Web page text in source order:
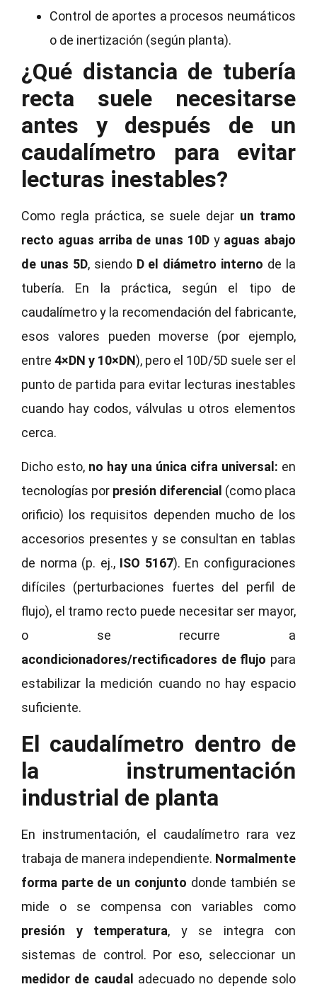
Control de aportes a procesos neumáticos
o de inertización (según planta).
¿Qué distancia de tubería
recta suele necesitarse
antes y después de un
caudalímetro para evitar
lecturas inestables?
Como regla práctica, se suele dejar un tramo
recto aguas arriba de unas 10Dy aguas abajo
de unas 5D, siendo D el diámetro interno de la
tubería. En la práctica, según el tipo de
caudalímetro y la recomendación del fabricante,
esos valores pueden moverse (por ejemplo,
entre 4×DN y 10×DN), pero el 10D/5D suele ser el
punto de partida para evitar lecturas inestables
cuando hay codos, válvulas u otros elementos
cerca.
Dicho esto, no hay una única cifra universal: en
tecnologías por presión diferencial (como placa
orificio) los requisitos dependen mucho de los
accesorios presentes y se consultan en tablas
de norma (p. ej., ISO 5167). En configuraciones
difíciles (perturbaciones fuertes del perfil de
flujo), el tramo recto puede necesitar ser mayor,
o se recurre a
acondicionadores/rectificadores de flujo para
estabilizar la medición cuando no hay espacio
suficiente.
El caudalímetro dentro de
la instrumentación
industrial de planta
En instrumentación, el caudalímetro rara vez
trabaja de manera independiente. Normalmente
forma parte de un conjunto donde también se
mide o se compensa con variables como
presión y temperatura, y se integra con
sistemas de control. Por eso, seleccionar un
medidor de caudal adecuado no depende solo